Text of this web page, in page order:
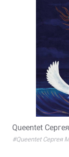
Queentet
#Queentet Сергея